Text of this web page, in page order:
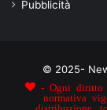
Pubblicità
© 2025-
- Ogni diritto
normativa
distribuzione,